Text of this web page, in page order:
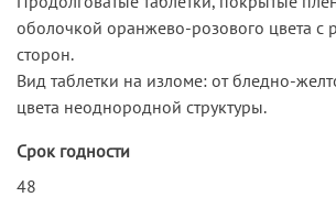
оболочкой оранжево-розового цвета с
сторон.
Вид таблетки на изломе: от бледно-
цвета неоднородной структуры.
Срок годности
48